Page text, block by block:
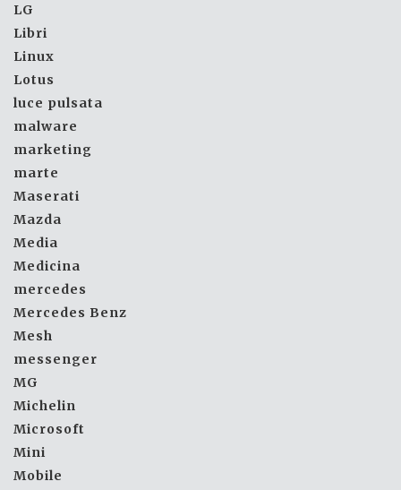
LG
Libri
Linux
Lotus
luce pulsata
malware
marketing
marte
Maserati
Mazda
Media
Medicina
mercedes
Mercedes Benz
Mesh
messenger
MG
Michelin
Microsoft
Mini
Mobile